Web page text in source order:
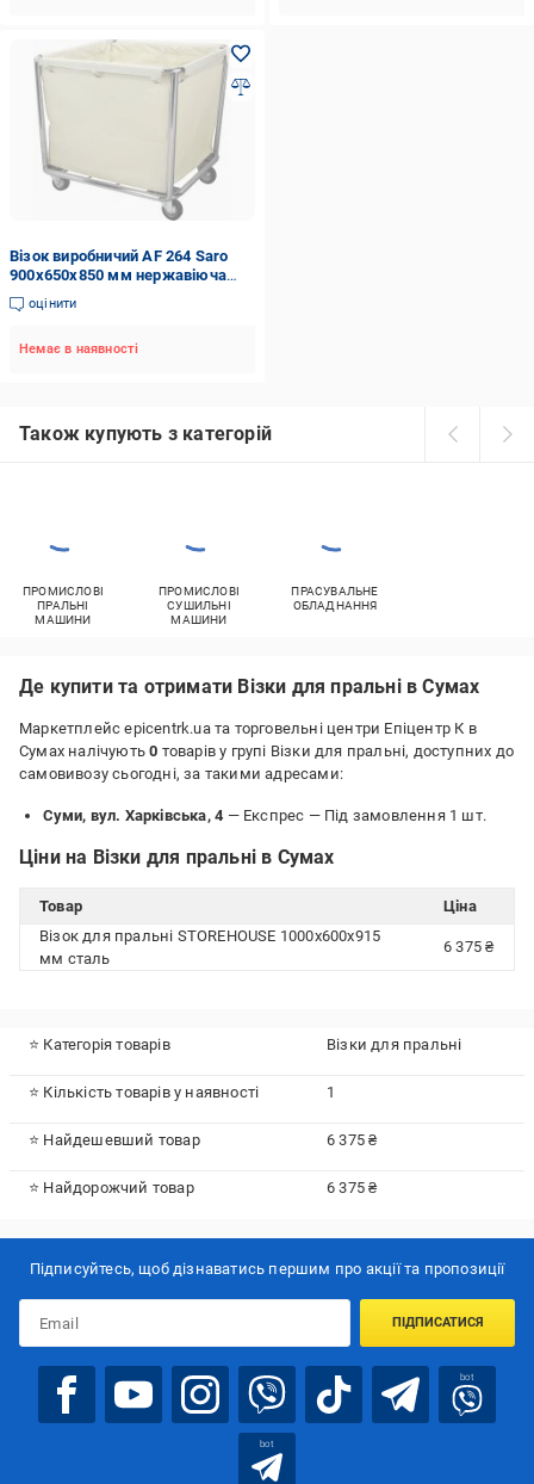
Візок виробничий AF 264 Saro
900x650x850 мм нержавіюча
сталь
оцінити
Немає в наявності
Також купують з категорій
ПРОМИСЛОВІ
ПРАЛЬНІ
МАШИНИ
ПРОМИСЛОВІ
СУШИЛЬНІ
МАШИНИ
ПРАСУВАЛЬНЕ
ОБЛАДНАННЯ
Де купити та отримати Візки для пральні в Сумах
Маркетплейс epicentrk.ua та торговельні центри Епіцентр К в
Сумах налічують0 товарів у групі Візки для пральні, доступних до
самовивозу сьогодні, за такими адресами:
Суми, вул. Харківська, 4 — Експрес — Під замовлення 1 шт.
Ціни на Візки для пральні в Сумах
Товар
Ціна
Візок для пральні STOREHOUSE 1000x600х915
мм сталь
6 375 ₴
⭐ Категорія товарів Візки для пральні
⭐ Кількість товарів у наявності 1
⭐ Найдешевший товар 6 375 ₴
⭐ Найдорожчий товар 6 375 ₴
Підписуйтесь, щоб дізнаватись першим про акції та пропозиції
ПІДПИСАТИСЯ
bot
bot